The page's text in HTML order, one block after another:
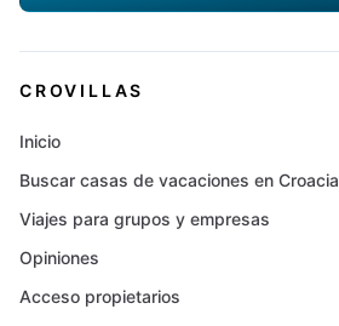
CROVILLAS
Inicio
Buscar casas de vacaciones en Croacia
Viajes para grupos y empresas
Opiniones
Acceso propietarios